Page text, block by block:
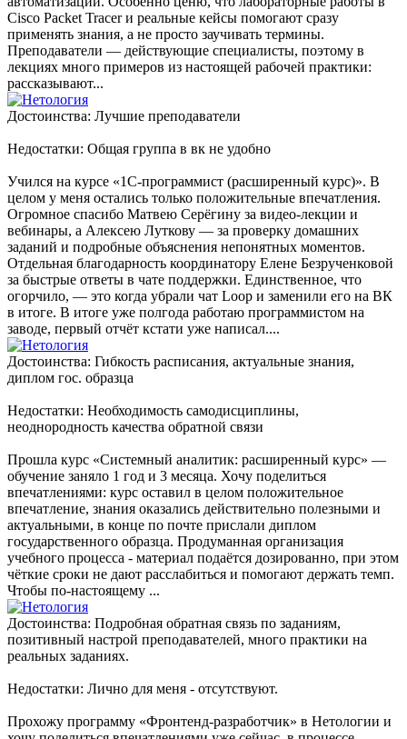
Cisco Packet Tracer и реальные кейсы помогают сразу
применять знания, а не просто заучивать термины.
Преподаватели — действующие специалисты, поэтому в
лекциях много примеров из настоящей рабочей практики:
рассказывают...
Достоинства: Лучшие преподаватели
Недостатки: Общая группа в вк не удобно
Учился на курсе «1С-программист (расширенный курс)». В
целом у меня остались только положительные впечатления.
Огромное спасибо Матвею Серёгину за видео-лекции и
вебинары, а Алексею Луткову — за проверку домашних
заданий и подробные объяснения непонятных моментов.
Отдельная благодарность координатору Елене Безрученковой
за быстрые ответы в чате поддержки. Единственное, что
огорчило, — это когда убрали чат Loop и заменили его на ВК
в итоге. В итоге уже полгода работаю программистом на
заводе, первый отчёт кстати уже написал....
Достоинства: Гибкость расписания, актуальные знания,
диплом гос. образца
Недостатки: Необходимость самодисциплины,
неоднородность качества обратной связи
Прошла курс «Системный аналитик: расширенный курс» —
обучение заняло 1 год и 3 месяца. Хочу поделиться
впечатлениями: курс оставил в целом положительное
впечатление, знания оказались действительно полезными и
актуальными, в конце по почте прислали диплом
государственного образца. Продуманная организация
учебного процесса - материал подаётся дозированно, при этом
чёткие сроки не дают расслабиться и помогают держать темп.
Чтобы по-настоящему ...
Достоинства: Подробная обратная связь по заданиям,
позитивный настрой преподавателей, много практики на
реальных заданиях.
Недостатки: Лично для меня - отсутствуют.
Прохожу программу «Фронтенд-разработчик» в Нетологии и